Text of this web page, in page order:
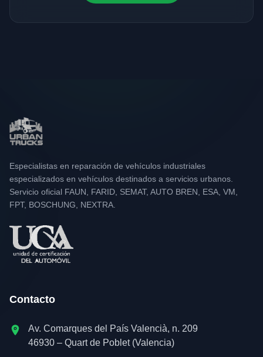
Especialistas en reparación de vehículos industriales
especializados en vehículos destinados a servicios urbanos.
Servicio oficial FAUN, FARID, SEMAT, AUTO BREN, ESA, VM,
FPT, BOSCHUNG, NEXTRA.
Contacto
Av. Comarques del País Valencià, n. 209
46930 – Quart de Poblet (Valencia)